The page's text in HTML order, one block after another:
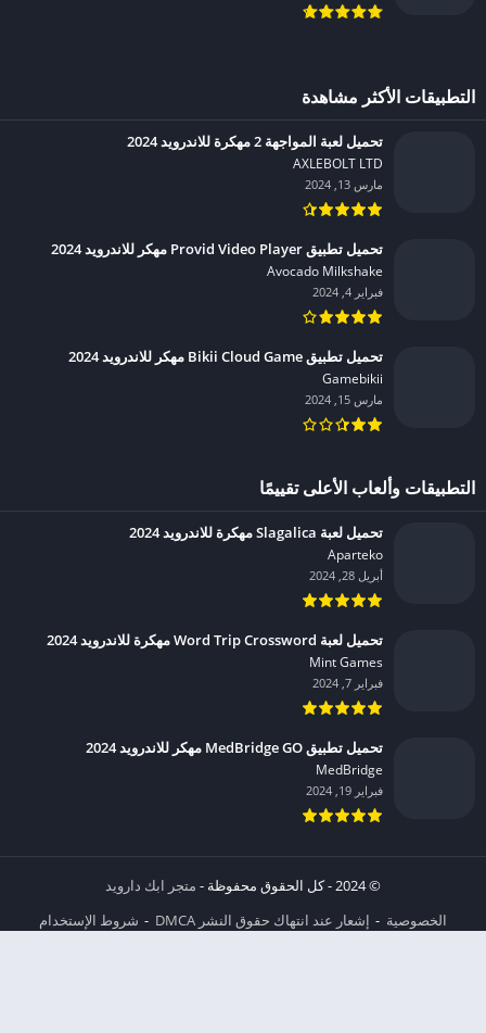
التطبيقات الأكثر مشاهدة
تحميل لعبة المواجهة 2 مهكرة للاندرويد 2024
AXLEBOLT LTD‏
مارس 13, 2024
تحميل تطبيق Provid Video Player مهكر للاندرويد 2024
Avocado Milkshake‏
فبراير 4, 2024
تحميل تطبيق Bikii Cloud Game مهكر للاندرويد 2024
Gamebikii‏
مارس 15, 2024
التطبيقات وألعاب الأعلى تقييمًا
تحميل لعبة Slagalica مهكرة للاندرويد 2024
Aparteko‏
أبريل 28, 2024
تحميل لعبة Word Trip Crossword مهكرة للاندرويد 2024
Mint Games‏
فبراير 7, 2024
تحميل تطبيق MedBridge GO مهكر للاندرويد 2024
MedBridge‏
فبراير 19, 2024
© 2024 - كل الحقوق محفوظة -
متجر ابك دارويد
الخصوصية
إشعار عند انتهاك حقوق النشر DMCA
شروط الإستخدام